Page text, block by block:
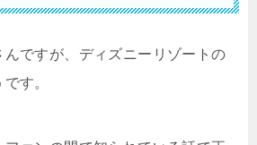
んですが、ディズニーリゾートの
す。